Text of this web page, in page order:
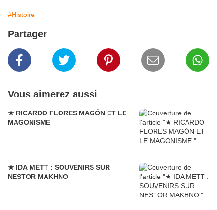
#Histoire
Partager
Vous aimerez aussi
★ RICARDO FLORES MAGÓN ET LE
MAGONISME
★ IDA METT : SOUVENIRS SUR
NESTOR MAKHNO